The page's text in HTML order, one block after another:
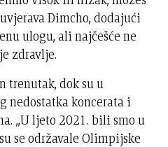
Dimcho, dodajući
ulogu, ali najčešće ne
zdravlje.
trenutak, dok su u
nedostatka koncerata i
„U ljeto 2021. bili smo u
se održavale Olimpijske